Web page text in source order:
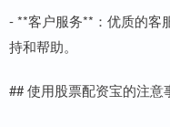
- **客户服务**：优质的客
持和帮助。
## 使用股票配资宝的注意